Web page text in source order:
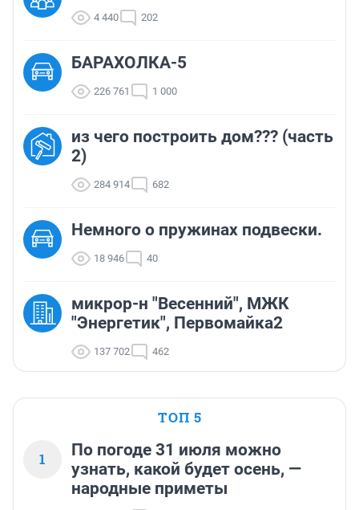
4 440 202
БАРАХОЛКА-5
226 761 1 000
из чего построить дом??? (часть
2)
284 914 682
Немного о пружинах подвески.
18 946 40
микрор-н "Весенний", МЖК
"Энергетик", Первомайка2
137 702 462
ТОП 5
1
По погоде 31 июля можно
узнать, какой будет осень, —
народные приметы